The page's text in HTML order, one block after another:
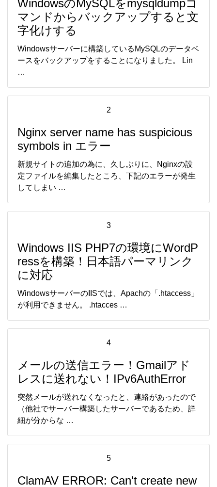
WindowsのMySQLをmysqldumpコ
マンドからバックアップすると文
字化けする
Windowsサーバーに構築しているMySQLのデータベ
ースをバックアップをすることになりました。 Lin
2
Nginx server name has suspicious
symbols in エラー
新規サイトの追加の為に、久しぶりに、Nginxの設
定ファイルを編集したところ、下記のエラーが発生
してしまい …
3
Windows IIS PHP7の環境にWordP
ressを構築！日本語パーマリンク
に対応
WindowsサーバーのIISでは、Apachの「.htaccess」
が利用できません。 .htacces …
4
メールの送信エラー！Gmailアド
レスに送れない！IPv6AuthError
突然メールが送れなくなったと、連絡があったので
（他社でサーバー構築したサーバーであるため、詳
細が分からな …
5
ClamAV ERROR: Can't create new